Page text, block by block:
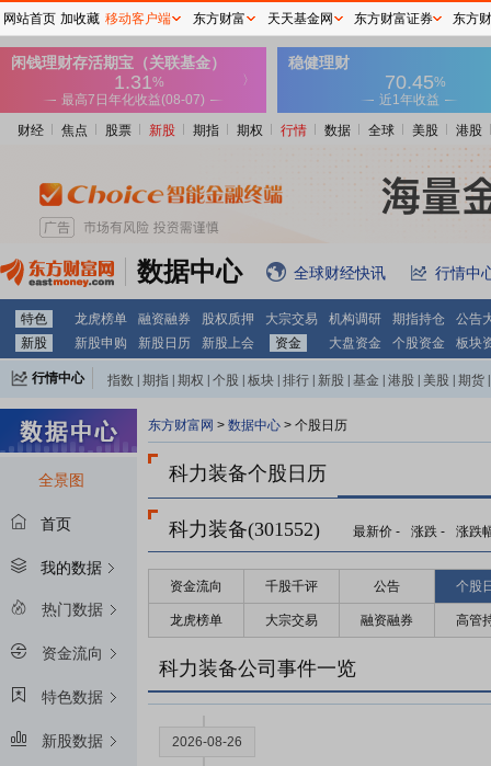
财经 焦点 股票 新股 期指 期权 行情 数据 全球 美股 港股
数据中心 全球财经快讯 行情中
特色 龙虎榜单 融资融券 股权质押 大宗交易 机构调研 期指持仓
公告
新股
新股申购 新股日历 新股上会 资金 大盘资金 个股资金 板块
行情中心 指数 期指 期权 个股 板块 排行 新股 基金 港股 美股 期货
全景图
首页
我的数据
热门数据
资金流向
特色数据
新股数据
东方财富网 > 数据中心 > 个股日历
科力装备个股日历
科力装备(301552) 最新价 - 涨跌 - 涨跌
资金流向 千股千评 公告 个股
龙虎榜单 大宗交易 融资融券 高管
科力装备公司事件一览
2027-07-22
限售解禁日：
2026-08-26
网站首页 加收藏 移动客户端 东方财富 天天基金网 东方财富证券 东方